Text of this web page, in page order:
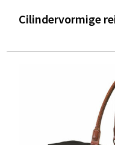
Cilindervormige